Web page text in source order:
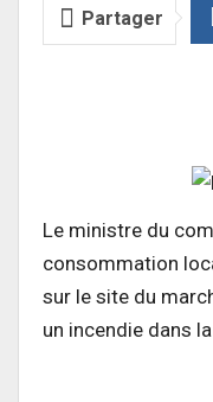
Partager
Le ministre du
consommation
sur le site du
un incendie dans